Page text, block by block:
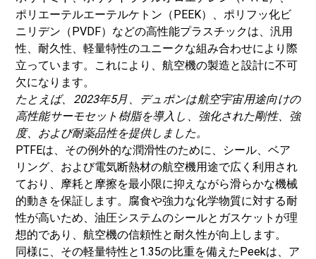
ポリエーテルエーテルケトン（PEEK）、ポリフッ化ビ
ニリデン（PVDF）などの高性能プラスチックは、汎用
性、耐久性、軽量特性のユニークな組み合わせにより際
立っています。これにより、航空機の製造と設計に不可
欠になります。
たとえば、2023年5月、デュポンは航空宇宙用途向けの
高性能サーモセット樹脂を導入し、強化された剛性、強
度、および耐薬品性を提供しました。
PTFEは、その例外的な潤滑性のために、シール、ベア
リング、および電気断熱材の航空機用途で広く利用され
ており、摩耗と摩擦を最小限に抑えながら滑らかな機械
的動きを保証します。腐食や強力な化学物質に対する耐
性が高いため、油圧システムのシールとガスケットが理
想的であり、航空機の信頼性と耐久性が向上します。
同様に、その軽量特性と1.35の比重を備えたPeekは、ア